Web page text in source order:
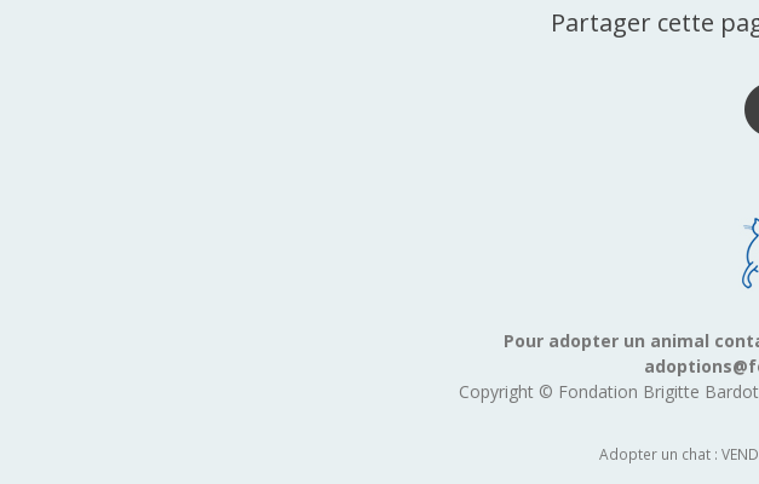
Partager cette
Pour adopter un animal
Copyright © Fondation Brigitte
Adopter un chat :